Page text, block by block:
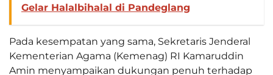
Gelar Halalbihalal di Pandeglang
Pada kesempatan yang sama, Sekretaris Jenderal
Kementerian Agama (Kemenag) RI Kamaruddin
Amin menyampaikan dukungan penuh terhadap